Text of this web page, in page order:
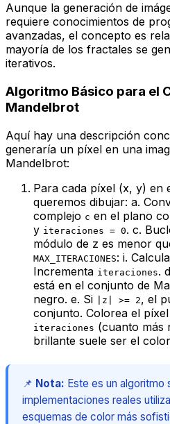
Aunque la generación de
requiere conocimientos de
avanzadas, el concepto es
mayoría de los fractales se
iterativos.
Algoritmo Básico para el
Mandelbrot
Aquí hay una descripción
generaría un píxel en una
Mandelbrot:
Para cada píxel (x, y) en
queremos dibujar: a.
complejo c en el plano
y iteraciones = 0. c.
módulo de z es menor
MAX_ITERACIONES: i. Calcula
Incrementa iteraciones.
está en el conjunto de
negro. e. Si
|z| >= 2, el
conjunto. Colorea el
iteraciones (cuanto más
brillante suele ser el
📌 Nota: Este es un algoritmo
implementaciones reales
esquemas de color más